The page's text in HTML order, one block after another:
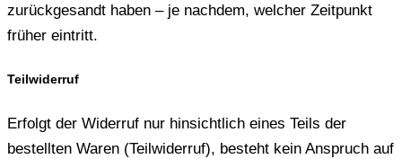
zurückgesandt haben – je nachdem, welcher Zeitpunkt
früher eintritt.
Teilwiderruf
Erfolgt der Widerruf nur hinsichtlich eines Teils der
bestellten Waren (Teilwiderruf), besteht kein Anspruch auf